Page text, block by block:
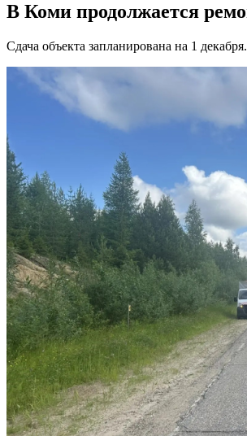
В Коми продолжается
Сдача объекта запланирована на 1 декабря.